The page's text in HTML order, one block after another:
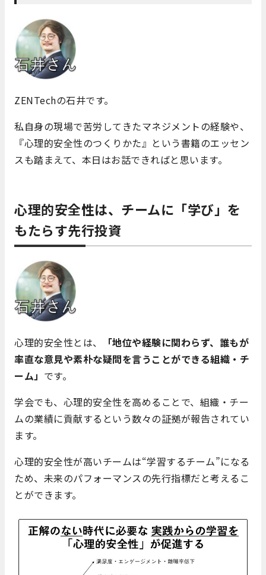
ZENTechの石井です。
私自身の現場で苦労してきたマネジメントの経験や、
『心理的安全性のつくりかた』という書籍のエッセン
スも踏まえて、本日はお話できればと思います。
心理的安全性は、チームに「学び」を
もたらす先行投資
心理的安全性とは、
「地位や経験に関わらず、誰もが
率直な意見や素朴な疑問を言うことができる組織・チ
ーム」 です。
学会でも、心理的安全性を高めることで、組織・チー
ムの業績に貢献するという数々の証拠が報告されてい
ます。
心理的安全性が高いチームは“学習するチーム”になる
ため、未来のパフォーマンスの先行指標だと考えるこ
とができます。